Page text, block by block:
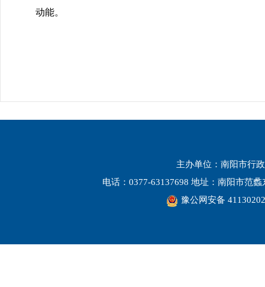
动能。
主办单位：南阳市行
电话：0377-63137698 地址：南阳市范
豫公网安备